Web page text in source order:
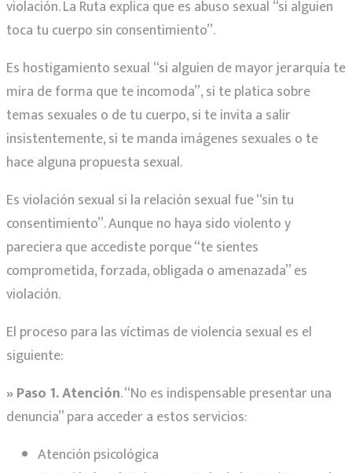
violación. La Ruta explica que es abuso sexual “si alguien
toca tu cuerpo sin consentimiento”.
Es hostigamiento sexual “si alguien de mayor jerarquía te
mira de forma que te incomoda”, si te platica sobre
temas sexuales o de tu cuerpo, si te invita a salir
insistentemente, si te manda imágenes sexuales o te
hace alguna propuesta sexual.
Es violación sexual si la relación sexual fue “sin tu
consentimiento”. Aunque no haya sido violento y
pareciera que accediste porque “te sientes
comprometida, forzada, obligada o amenazada” es
violación.
El proceso para las víctimas de violencia sexual es el
siguiente:
» Paso 1. Atención. “No es indispensable presentar una
denuncia” para acceder a estos servicios:
Atención psicológica